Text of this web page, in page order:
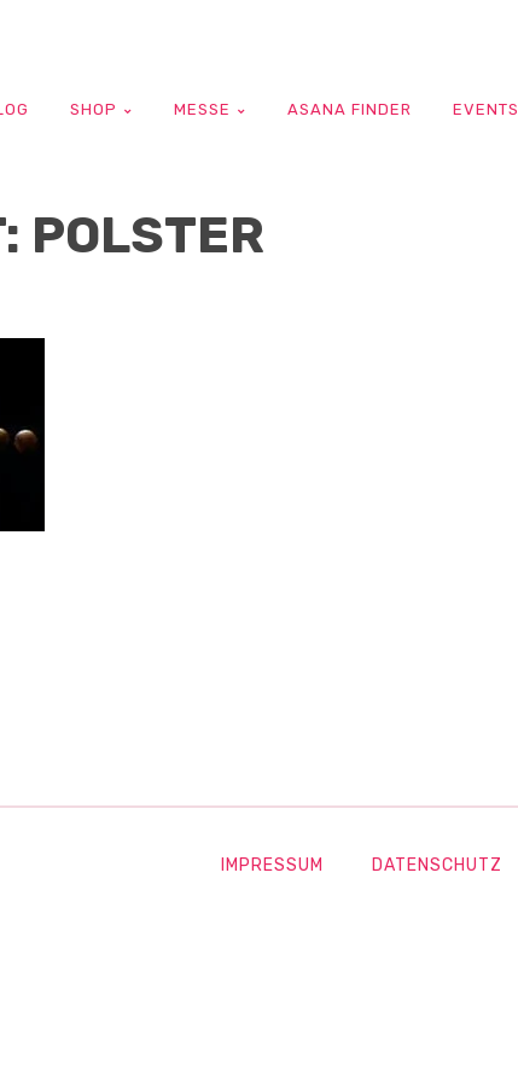
SHOP MESSE ASANA FINDER EVENTS
POLSTER
IMPRESSUM DATENSCHUTZ